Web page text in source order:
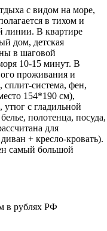
с видом на море,
в тихом и
линии. В квартире
дом, детская
в шаговой
10-15 минут. В
проживания и
система, фен,
154*190 см),
утюг с гладильной
полотенца, посуда,
для
+ кресло-кровать).
самый большой
в рублях РФ